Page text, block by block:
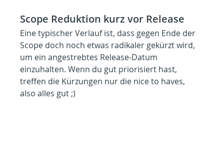
Scope Reduktion kurz vor Release
Eine typischer Verlauf ist, dass gegen Ende der
Scope doch noch etwas radikaler gekürzt wird,
um ein angestrebtes Release-Datum
einzuhalten. Wenn du gut priorisiert hast,
treffen die Kürzungen nur die nice to haves,
also alles gut ;)